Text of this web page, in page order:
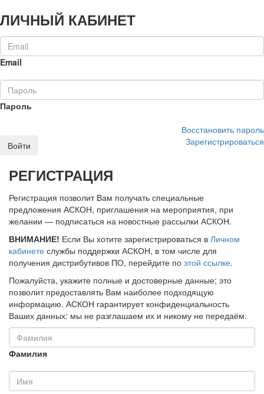
ЛИЧНЫЙ КАБИНЕТ
Email
Пароль
Восстановить пароль
Войти
Зарегистрироваться
РЕГИСТРАЦИЯ
Регистрация позволит Вам получать специальные
предложения АСКОН, приглашения на мероприятия, при
желании — подписаться на новостные рассылки АСКОН.
ВНИМАНИЕ! Если Вы хотите зарегистрироваться в Личном
кабинете службы поддержки АСКОН, в том числе для
получения дистрибутивов ПО, перейдите по этой ссылке.
Пожалуйста, укажите полные и достоверные данные; это
позволит предоставлять Вам наиболее подходящую
информацию. АСКОН гарантирует конфиденциальность
Ваших данных: мы не разглашаем их и никому не передаём.
Фамилия